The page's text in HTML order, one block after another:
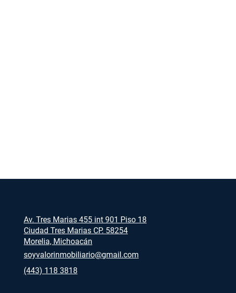
Av. Tres Marias 455 int 901 Piso 18
Ciudad Tres Marias CP. 58254
Morelia, Michoacán
soyvalorinmobiliario@gmail.com
(443) 118 3818